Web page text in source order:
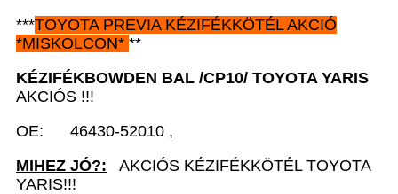
***TOYOTA PREVIA KÉZIFÉKKÖTÉL AKCIÓ
*MISKOLCON* **
KÉZIFÉKBOWDEN BAL /CP10/ TOYOTA YARIS
AKCIÓS !!!
OE: 46430-52010 ,
MIHEZ JÓ?: AKCIÓS KÉZIFÉKKÖTÉL TOYOTA
YARIS!!!